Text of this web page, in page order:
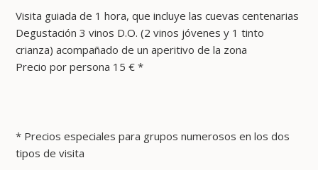
Visita guiada de 1 hora, que incluye las cuevas centenarias
Degustación 3 vinos D.O. (2 vinos jóvenes y 1 tinto
crianza) acompañado de un aperitivo de la zona
Precio por persona 15 € *
* Precios especiales para grupos numerosos en los dos
tipos de visita